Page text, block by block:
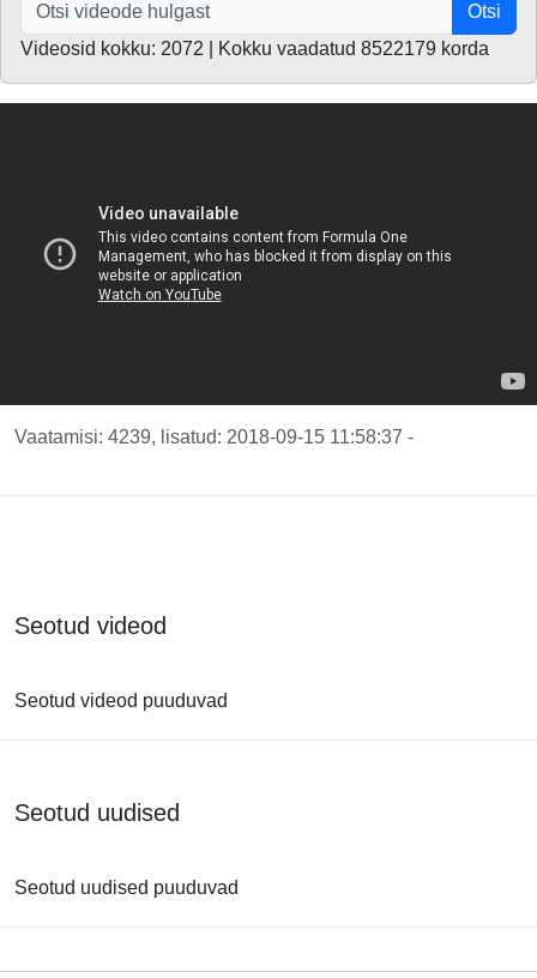
Otsi
Videosid kokku: 2072 | Kokku vaadatud 8522179 korda
Vaatamisi: 4239, lisatud: 2018-09-15 11:58:37 -
Seotud videod
Seotud videod puuduvad
Seotud uudised
Seotud uudised puuduvad